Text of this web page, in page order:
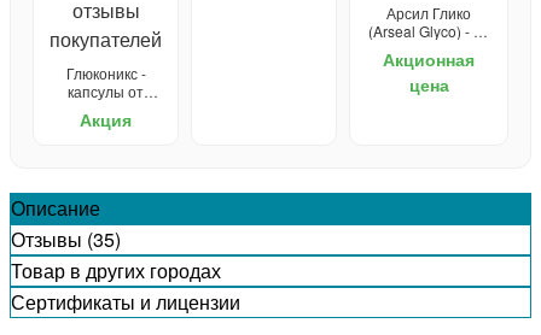
Глюконикс -
капсулы от
Акция
Арсил Глико
(Arseal Glyco) - от
Акционная
цена
Описание
Отзывы (35)
Товар в других городах
Сертификаты и лицензии